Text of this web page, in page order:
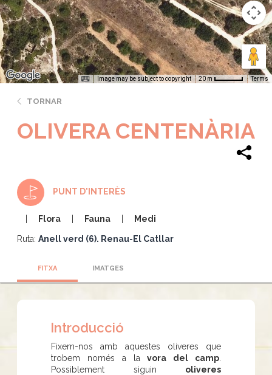
Image may be subject to copyright 20 m Terms
TORNAR
OLIVERA CENTENÀRIA
PUNT D'INTERÈS
Flora Fauna Medi
Ruta: Anell verd (6). Renau-El Catllar
FITXA IMATGES
Introducció
Fixem-nos amb aquestes oliveres que
trobem només a lavora del camp
Possiblement siguin oliveres